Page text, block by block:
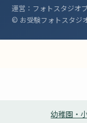
運営：フォトスタジオ
© お受験フォトスタジ
幼稚園・